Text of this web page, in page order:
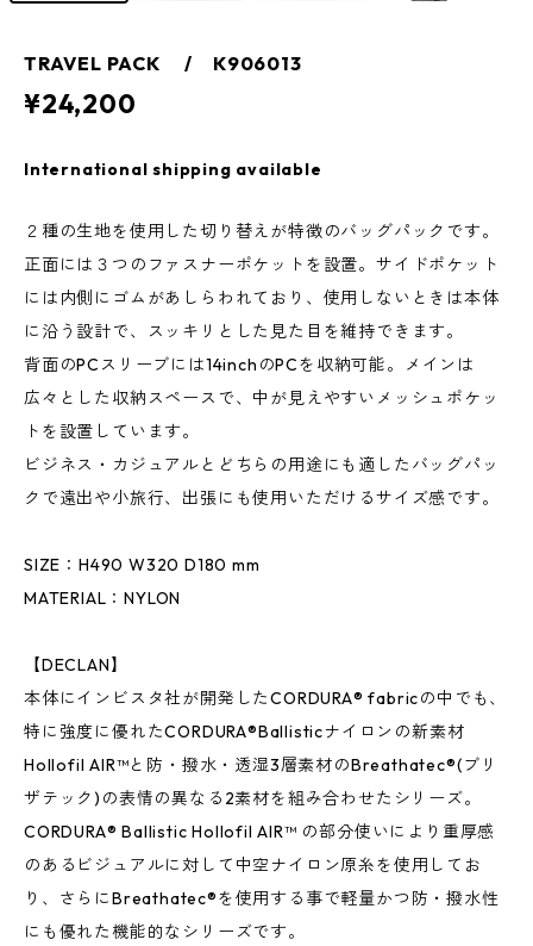
TRAVEL PACK / K906013
¥24,200
International shipping available
２種の生地を使用した切り替えが特徴のバッグパックです。
正面には３つのファスナーポケットを設置。サイドポケット
には内側にゴムがあしらわれており、使用しないときは本体
に沿う設計で、スッキリとした見た目を維持できます。
背面のPCスリーブには14inchのPCを収納可能。メインは
広々とした収納スペースで、中が見えやすいメッシュポケッ
トを設置しています。
ビジネス・カジュアルとどちらの用途にも適したバッグパッ
クで遠出や小旅行、出張にも使用いただけるサイズ感です。
SIZE：H490 W320 D180 mm
MATERIAL：NYLON
【DECLAN】
本体にインビスタ社が開発したCORDURA® fabricの中でも、
特に強度に優れたCORDURA®Ballisticナイロンの新素材
Hollofil AIR™と防・撥水・透湿3層素材のBreathatec®(ブリ
ザテック)の表情の異なる2素材を組み合わせたシリーズ。
CORDURA® Ballistic Hollofil AIR™ の部分使いにより重厚感
のあるビジュアルに対して中空ナイロン原糸を使用してお
り、さらにBreathatec®を使用する事で軽量かつ防・撥水性
にも優れた機能的なシリーズです。